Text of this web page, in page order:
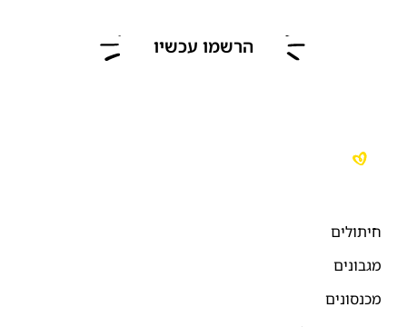
הרשמו עכשיו